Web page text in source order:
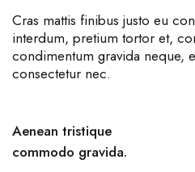
Cras mattis finibus justo eu
interdum, pretium tortor et,
condimentum gravida neque,
consectetur nec.
Aenean tristique
commodo gravida.